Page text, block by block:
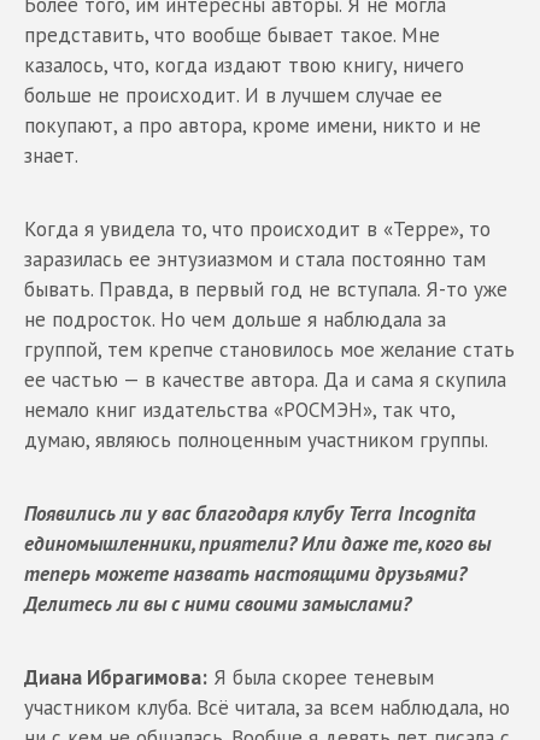
представить, что вообще бывает такое. Мне
казалось, что, когда издают твою книгу, ничего
больше не происходит. И в лучшем случае ее
покупают, а про автора, кроме имени, никто и не
знает.
Когда я увидела то, что происходит в «Терре», то
заразилась ее энтузиазмом и стала постоянно там
бывать. Правда, в первый год не вступала. Я-то уже
не подросток. Но чем дольше я наблюдала за
группой, тем крепче становилось мое желание стать
ее частью — в качестве автора. Да и сама я скупила
немало книг издательства «РОСМЭН», так что,
думаю, являюсь полноценным участником группы.
Появились ли у вас благодаря клубуTerra Incognita
единомышленники, приятели? Или даже те, кого вы
теперь можете назвать настоящими друзьями?
Делитесь ли вы с ними своими замыслами?
Диана Ибрагимова: Я была скорее теневым
участником клуба. Всё читала, за всем наблюдала, но